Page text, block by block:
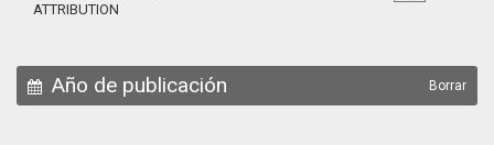
ATTRIBUTION
Año de publicación Borrar